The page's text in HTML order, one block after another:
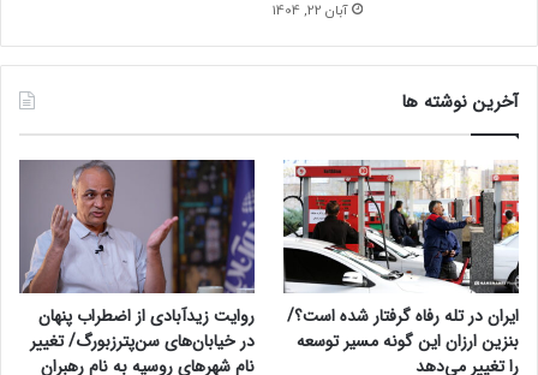
آبان 22, 1404
آخرین نوشته ها
ایران در تله رفاه گرفتار شده است؟/
بنزین ارزان این گونه مسیر توسعه
را تغییر می‌دهد
روایت زیدآبادی از اضطراب پنهان
در خیابان‌های سن‌پترزبورگ/ تغییر
نام شهرهای روسیه به نام رهبران